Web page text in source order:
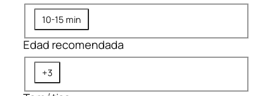
u
r
a
i
10-15 min
Edad recomendada
d
+3